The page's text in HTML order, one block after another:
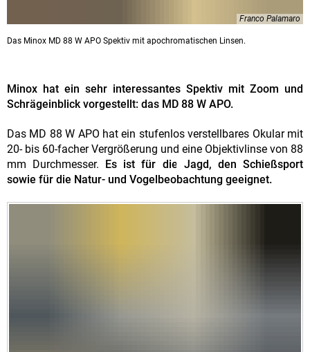
Franco Palamaro
Das Minox MD 88 W APO Spektiv mit apochromatischen Linsen.
Minox hat ein sehr interessantes Spektiv mit Zoom und
Schrägeinblick vorgestellt: das MD 88 W APO.
Das MD 88 W APO hat ein stufenlos verstellbares Okular mit
20- bis 60-facher Vergrößerung und eine Objektivlinse von 88
mm Durchmesser.
Es ist für die Jagd, den Schießsport
sowie für die Natur- und Vogelbeobachtung geeignet.